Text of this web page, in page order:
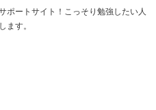
ポートサイト！こっそり勉強したい人
ます。